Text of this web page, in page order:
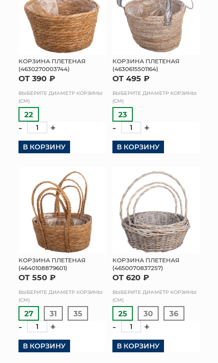
КОРЗИНА ПЛЕТЕНАЯ
(4630270003744)
ОТ 390 ₽
ВЫБЕРИТЕ ДИАМЕТР КОРЗИНЫ
(СМ)
22
- +
В КОРЗИНУ
КОРЗИНА ПЛЕТЕНАЯ
(4630615501164)
ОТ 495 ₽
ВЫБЕРИТЕ ДИАМЕТР КОРЗИНЫ
(СМ)
23
- +
В КОРЗИНУ
КОРЗИНА ПЛЕТЕНАЯ
(4640108879601)
ОТ 550 ₽
ВЫБЕРИТЕ ДИАМЕТР КОРЗИНЫ
(СМ)
27 31 35
- +
В КОРЗИНУ
КОРЗИНА ПЛЕТЕНАЯ
(4650070837257)
ОТ 620 ₽
ВЫБЕРИТЕ ДИАМЕТР КОРЗИНЫ
(СМ)
25 30 36
- +
В КОРЗИНУ